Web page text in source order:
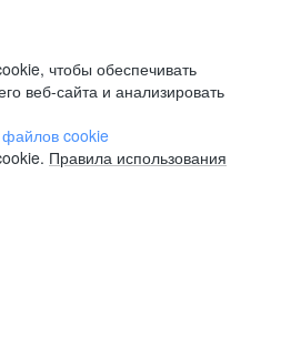
чтобы обеспечивать
веб-сайта и анализировать
файлов cookie
Правила использования